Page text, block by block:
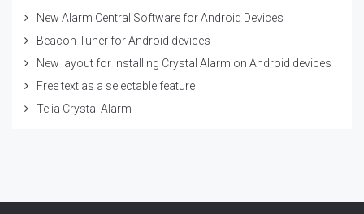
New Alarm Central Software for Android Devices
Beacon Tuner for Android devices
New layout for installing Crystal Alarm on Android devices
Free text as a selectable feature
Telia Crystal Alarm